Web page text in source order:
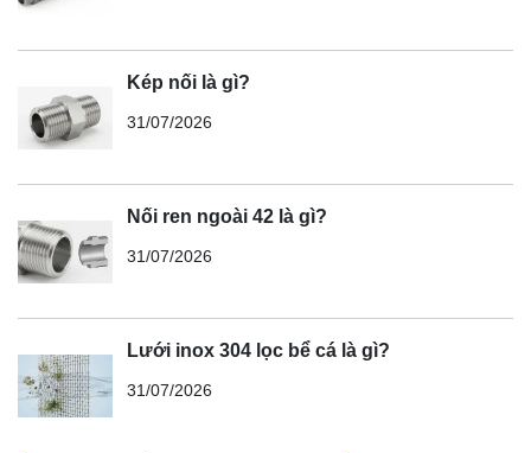
Kép nối là gì?
31/07/2026
Nối ren ngoài 42 là gì?
31/07/2026
Lưới inox 304 lọc bể cá là gì?
31/07/2026